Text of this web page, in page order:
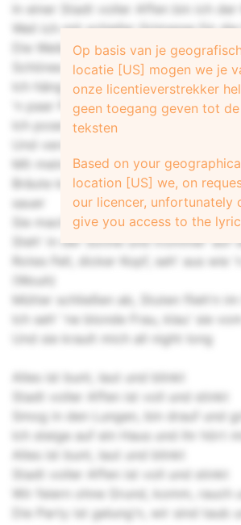
In einer Stadt voller Affen bin ich der
Weil ich mit schiefer Grimasse für die
Die Weibchen kreisch'n, alle Affen
Schönes Ding, dass ich der
Ich häng' ab, hab' 'n Hammer-Tag
'n paar Primaten und ein Fass Havana
Ich pose', hab' Stil vor der Kamera
Und verdien' viel Banana (Na-na-na-
Mit meiner Affenpower zelebrier' ich
Bräute kriegen Nackenschauer, ihre
sauer
Sie macht 'n Kussmund, ich schmeiß'
Steh' in der Sonne und trommel' auf
Rotes Fell, dicker Kopf, seh' aus wie
(Wouh)
Mütter schließen ab, Stuten flieh'n im
Ich seh' 'ne blonde Frau, klau' sie
Und sie krault mich all night long
Alles ist bunt, laut und blinkt
Stadt voller Affen ist voll und stinkt
Smog in den Lungen, bin drauf und
Ich steige auf ein Haus und ihr hört
Alles ist bunt, laut und blinkt
Stadt voller Affen ist voll und stinkt
Wir feiern ohne Grund, komm, rauch
Die Party ist gelung'n, wir sind taub
Op basis van je
locatie [US] mogen we je
onze licentieverstrekker
geen toegang geven tot de
teksten
Based on your
location [US] we, on
our licencer, unfortunately
give you access to the